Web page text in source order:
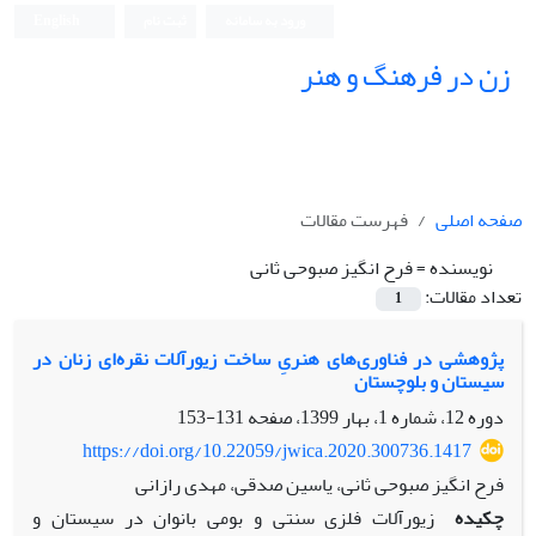
زن در فرهنگ و هنر
صفحه اصلی
فهرست مقالات
نویسنده =فرح انگیز صبوحی ثانی
تعداد مقالات:
1
پژوهشی در فناوری‌های‌ هنریِ ساخت زیورآلات نقره‌ای زنان در
سیستان و بلوچستان
دوره 12، شماره 1، بهار 1399، صفحه
131-153
https://doi.org/10.22059/jwica.2020.300736.1417
فرح انگیز صبوحی ثانی، یاسین صدقی، مهدی رازانی
چکیده زیورآلات فلزی سنتی و بومی بانوان در سیستان و